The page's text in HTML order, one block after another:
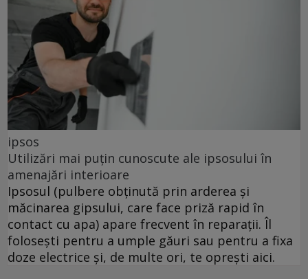
ipsos
Utilizări mai puțin cunoscute ale ipsosului în
amenajări interioare
Ipsosul (pulbere obținută prin arderea și
măcinarea gipsului, care face priză rapid în
contact cu apa) apare frecvent în reparații. Îl
folosești pentru a umple găuri sau pentru a fixa
doze electrice și, de multe ori, te oprești aici.